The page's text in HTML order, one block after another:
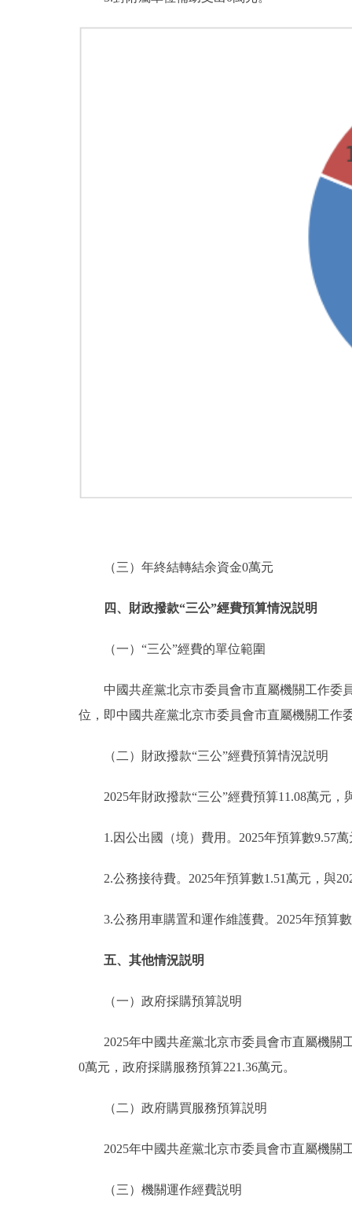
（三）年終結轉結余資金0萬元
四、財政撥款“三公”經費預算情況説明
（一）“三公”經費的單位範圍
中國共産黨北京市委員會市直屬機關工作委員
位，即中國共産黨北京市委員會市直屬機關工作
（二）財政撥款“三公”經費預算情況説明
2025年財政撥款“三公”經費預算11.08萬元，
1.因公出國（境）費用。2025年預算數9.57萬
2.公務接待費。2025年預算數1.51萬元，與
3.公務用車購置和運作維護費。2025年預算數
五、其他情況説明
（一）政府採購預算説明
2025年中國共産黨北京市委員會市直屬機關工
0萬元，政府採購服務預算221.36萬元。
（二）政府購買服務預算説明
2025年中國共産黨北京市委員會市直屬機關
（三）機關運作經費説明